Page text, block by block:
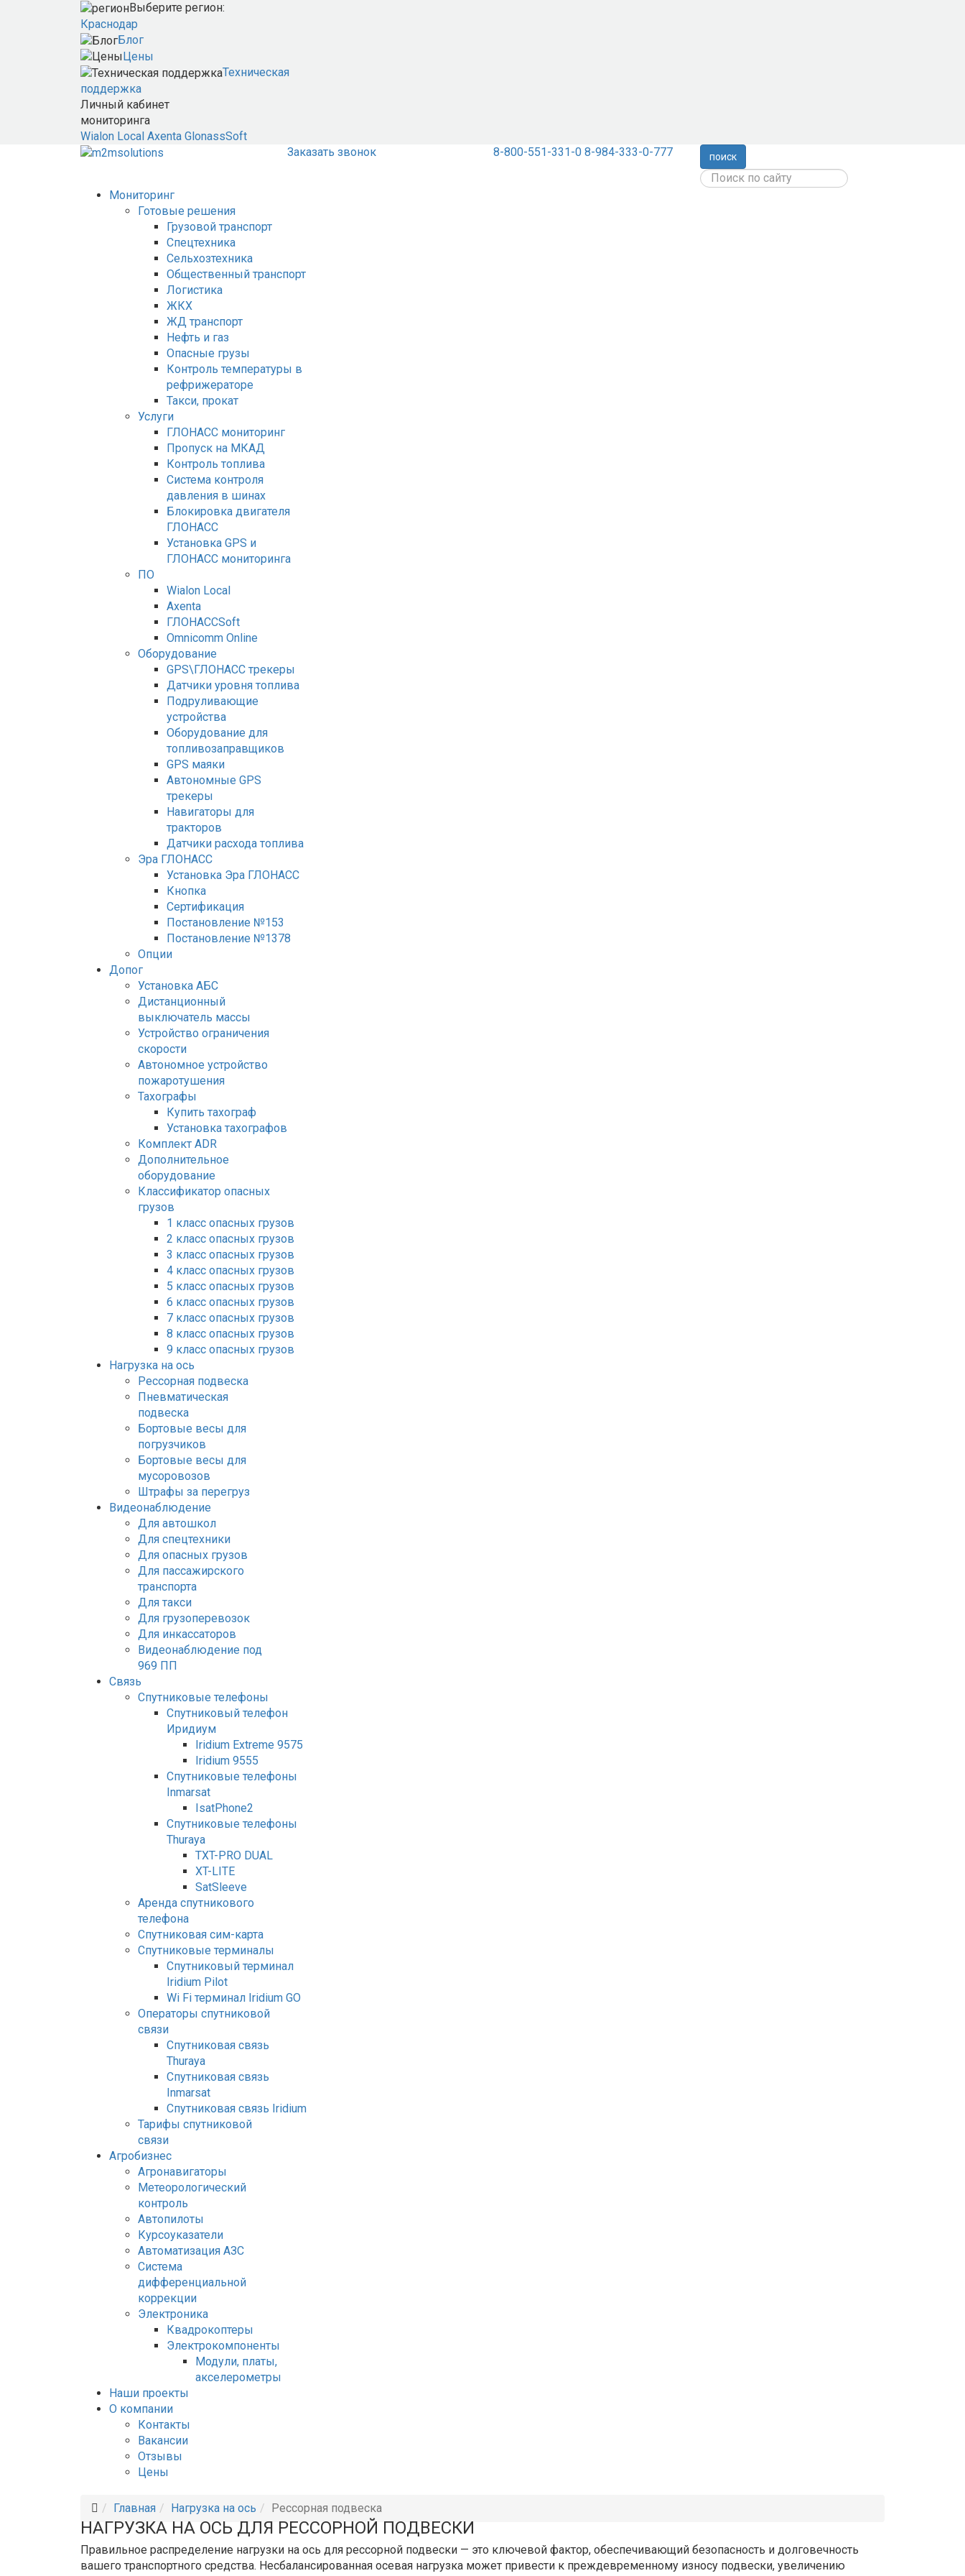
Выберите регион:
Краснодар
Блог
Цены
Техническая
поддержка
Личный кабинет
мониторинга
Wialon Local Axenta GlonassSoft
Заказать звонок
8-800-551-331-0 8-984-333-0-777 поиск
Мониторинг
Готовые решения
Грузовой транспорт
Спецтехника
Сельхозтехника
Общественный транспорт
Логистика
ЖКХ
ЖД транспорт
Нефть и газ
Опасные грузы
Контроль температуры в
рефрижераторе
Такси, прокат
Услуги
ГЛОНАСС мониторинг
Пропуск на МКАД
Контроль топлива
Система контроля
давления в шинах
Блокировка двигателя
ГЛОНАСС
Установка GPS и
ГЛОНАСС мониторинга
ПО
Wialon Local
Axenta
ГЛОНАССSoft
Оmnicomm Оnline
Оборудование
GPS\ГЛОНАСС трекеры
Датчики уровня топлива
Подруливающие
устройства
Оборудование для
топливозаправщиков
GPS маяки
Автономные GPS
трекеры
Навигаторы для
тракторов
Датчики расхода топлива
Эра ГЛОНАСС
Установка Эра ГЛОНАСС
Кнопка
Сертификация
Постановление №153
Постановление №1378
Опции
Допог
Установка АБС
Дистанционный
выключатель массы
Устройство ограничения
скорости
Автономное устройство
пожаротушения
Тахографы
Купить тахограф
Установка тахографов
Комплект ADR
Дополнительное
оборудование
Классификатор опасных
грузов
1 класс опасных грузов
2 класс опасных грузов
3 класс опасных грузов
4 класс опасных грузов
5 класс опасных грузов
6 класс опасных грузов
7 класс опасных грузов
8 класс опасных грузов
9 класс опасных грузов
Нагрузка на ось
Рессорная подвеска
Пневматическая
подвеска
Бортовые весы для
погрузчиков
Бортовые весы для
мусоровозов
Штрафы за перегруз
Видеонаблюдение
Для автошкол
Для спецтехники
Для опасных грузов
Для пассажирского
транспорта
Для такси
Для грузоперевозок
Для инкассаторов
Видеонаблюдение под
969 ПП
Связь
Спутниковые телефоны
Спутниковый телефон
Иридиум
Iridium Extreme 9575
Iridium 9555
Спутниковые телефоны
Inmarsat
IsatPhone2
Спутниковые телефоны
Thuraya
TXT-PRO DUAL
XT-LITE
SatSleeve
Аренда спутникового
телефона
Спутниковая сим-карта
Спутниковые терминалы
Спутниковый терминал
Iridium Pilot
Wi Fi терминал Iridium GO
Операторы спутниковой
связи
Спутниковая связь
Thuraya
Спутниковая связь
Inmarsat
Спутниковая связь Iridium
Тарифы спутниковой
связи
Агробизнес
Агронавигаторы
Метеорологический
контроль
Автопилоты
Курсоуказатели
Автоматизация АЗС
Система
дифференциальной
коррекции
Электроника
Квадрокоптеры
Электрокомпоненты
Модули, платы,
акселерометры
Наши проекты
О компании
Контакты
Вакансии
Отзывы
Цены
Главная Нагрузка на ось Рессорная подвеска
НАГРУЗКА НА ОСЬ ДЛЯ РЕССОРНОЙ ПОДВЕСКИ
Правильное распределение нагрузки на ось для рессорной подвески — это ключевой фактор, обеспечивающий безопасность и долговечность
вашего транспортного средства. Несбалансированная осевая нагрузка может привести к преждевременному износу подвески, увеличению